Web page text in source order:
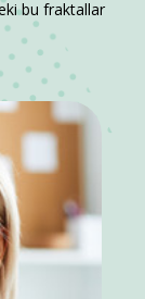
bu fraktallar